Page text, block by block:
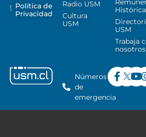
Política de
Privacidad
Radio USM
Cultura
USM
USM
Trabaja
nosotros
Números
de
emergencia